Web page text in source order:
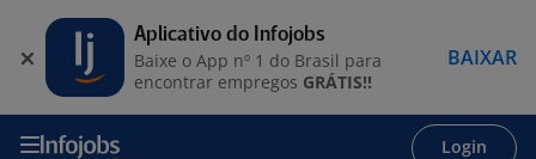
Login
Aplicativo do Infojobs
Baixe o App nº 1 do Brasil para
encontrar empregos GRÁTIS!!
BAIXAR